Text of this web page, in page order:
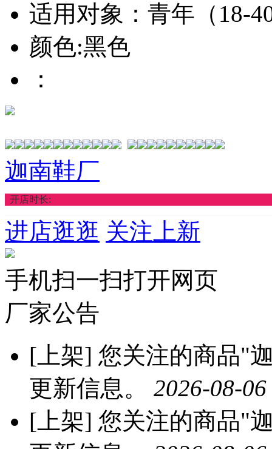
适用对象：青年（18-
颜色:黑色
：
迦南鞋厂
开店时长:
进店逛逛 关注上新
手机扫一扫打开网页
厂家公告
[上架] 您关注的商品"
更新信息。 2026-08-
[上架] 您关注的商品"